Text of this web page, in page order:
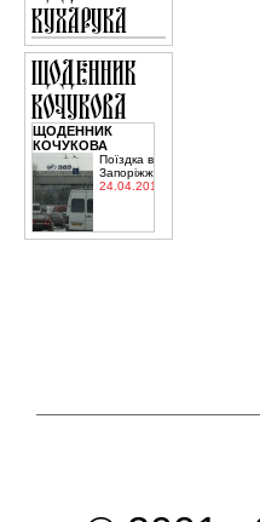
ЩОДЕННИК
КОЧУКОВА
Поїздка в
Запоріжжя
24.04.2015